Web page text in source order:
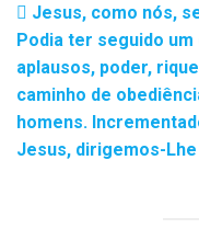
Jesus, como nós,
Podia ter seguido
aplausos, poder,
caminho de
homens.
Jesus, dirigemos-